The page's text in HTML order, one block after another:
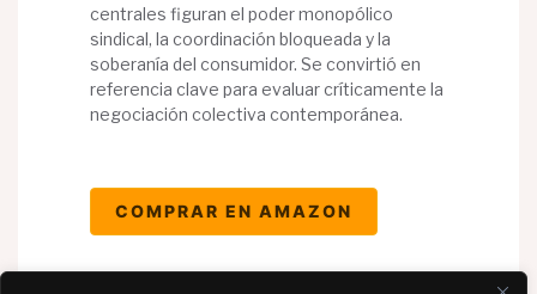
centrales figuran el poder monopólico
sindical, la coordinación bloqueada y la
soberanía del consumidor. Se convirtió en
referencia clave para evaluar críticamente la
negociación colectiva contemporánea.
COMPRAR EN AMAZON